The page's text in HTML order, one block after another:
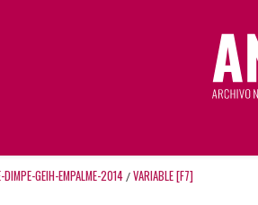
DIMPE-GEIH-EMPALME-2014 / VARIABLE [F7]